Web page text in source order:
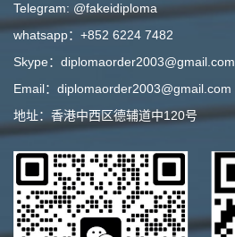
Telegram: @fakeidiploma
whatsapp：+852 6224 7482
Skype：diplomaorder2003@gmail.com
Email：diplomaorder2003@gmail.com
地址：香港中西区德辅道中120号